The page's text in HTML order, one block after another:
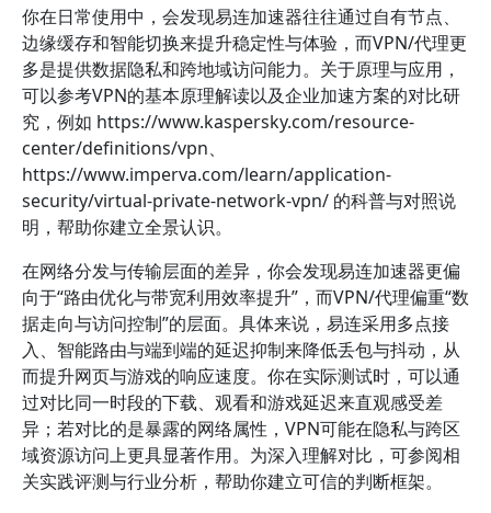
你在日常使用中，会发现易连加速器往往通过自有节点、
边缘缓存和智能切换来提升稳定性与体验，而VPN/代理更
多是提供数据隐私和跨地域访问能力。关于原理与应用，
可以参考VPN的基本原理解读以及企业加速方案的对比研
究，例如 https://www.kaspersky.com/resource-
center/definitions/vpn、
https://www.imperva.com/learn/application-
security/virtual-private-network-vpn/ 的科普与对照说
明，帮助你建立全景认识。
在网络分发与传输层面的差异，你会发现易连加速器更偏
向于“路由优化与带宽利用效率提升”，而VPN/代理偏重“数
据走向与访问控制”的层面。具体来说，易连采用多点接
入、智能路由与端到端的延迟抑制来降低丢包与抖动，从
而提升网页与游戏的响应速度。你在实际测试时，可以通
过对比同一时段的下载、观看和游戏延迟来直观感受差
异；若对比的是暴露的网络属性，VPN可能在隐私与跨区
域资源访问上更具显著作用。为深入理解对比，可参阅相
关实践评测与行业分析，帮助你建立可信的判断框架。